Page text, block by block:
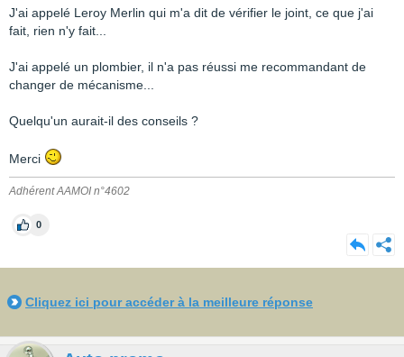
J'ai appelé Leroy Merlin qui m'a dit de vérifier le joint, ce que j'ai
fait, rien n'y fait...
J'ai appelé un plombier, il n'a pas réussi me recommandant de
changer de mécanisme...
Quelqu'un aurait-il des conseils ?
Merci
Adhérent AAMOI n°4602
0
Cliquez ici pour accéder à la meilleure réponse